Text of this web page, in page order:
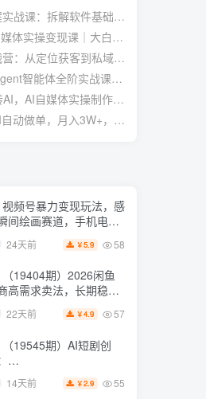
程
7月最新抖音Ai美女涨粉
，3天万粉，小白也能
起号涨粉变现
28天前
（19538期）人性思维格
视频教学：20W博主亲
标准化流程×字幕封面设
提示词×橱窗带货6W
14天前 ￥3.9
操作，搭配实用插件快速掌握AI代码编写能力
剧漫剧到动画制作，零基础也能掌握爆款内容创作与变现全流程
到私域批量成交，搭建完整IP商业闭环
到实操全程手把手，无需编程基础也能搭建自动运行的智能体
制作变现，0基础也能上手，从内容到变现
单，月入3W+，附接单资源
视频号暴力变现玩法，感
间绘画赛道，手机电脑
24天前 ￥5.9 58
（19404期）2026闲鱼
高需求卖法，长期稳定
，一单利润300
22天前 ￥4.9 57
（19545期）AI短剧创
教
从零制作恶毒女配短
14天前 ￥2.9 55